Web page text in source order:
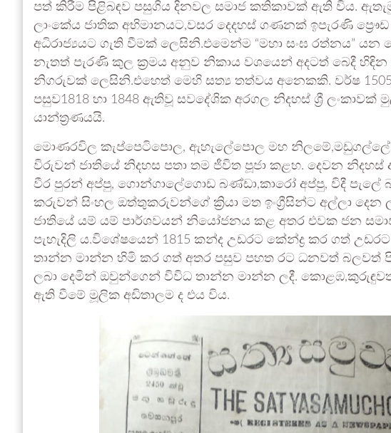
පත් කිරීම පිළිබඳව පසුගිය දිනවල සමාජ කතිකාවක් ඇති විය.
ලාංකේය ජාතික අභිමානයට,වසර දෙදහස් ගණනක් ඉපැරණි
අධිරාජ්‍යයට ගැති වීමක් ලෙසිනි.එමෙන්ම “මහා සංඝ රත්නය”
නැතත් පැරණි කුල ක්‍රමය අනුව නිකාය වශයෙන් අදටත් බෙදී හිඳින
නිගරුවක් ලෙසිනි.එහෙත් මෙහි සත්‍ය තත්වය අනෙකකි. වර්ෂ
පසුව1818 හා 1848 ඇතිවූ සවදේශික අරගල නිදහස් ශ්‍රී ලංකාවක්
යාන්ත්‍රණයයි.
මොණරවිල කැප්පෙටිපොල, ඇහැලේපොල මහ
විරුවන් ජාතියේ නිදහස පතා තම ජීවිත පූජා කළහ. දෙවන නිදහස්
වීර පුරන් අප්පු, ගොන්ගාලේගොඩ බණ්ඩා,කාරෝ අප්පු, විදී පැලේ
කරුවන් සිංහල ඔත්තුකරුවන්ගේ ක්‍රියා මත ඉංග්‍රීසින්ට අල්ලා දෙන
ජාතියේ යම් යම් පාර්ශවයන් නියෝජනය කළ අතර එවක ජන
පැහැදිලි ය.විශේෂයෙන් 1815 කන්ද උඩරට කේන්ද්‍ර කර ගත්
තාන්න මාන්න හිමි කර ගත් අතර පසුව පහත රට ධනවත් බලවත්
ලබා දෙමින් ඔවුන්ගෙන් විවිධ තාන්න මාන්න ලදී.
ඇති වීමේ මූලික අඩිතාලම ද එය විය.